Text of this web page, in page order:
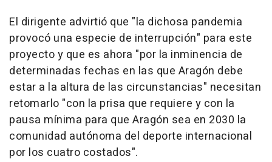
El dirigente advirtió que "la dichosa pandemia
provocó una especie de interrupción" para este
proyecto y que es ahora "por la inminencia de
determinadas fechas en las que Aragón debe
estar a la altura de las circunstancias" necesitan
retomarlo "con la prisa que requiere y con la
pausa mínima para que Aragón sea en 2030 la
comunidad autónoma del deporte internacional
por los cuatro costados".